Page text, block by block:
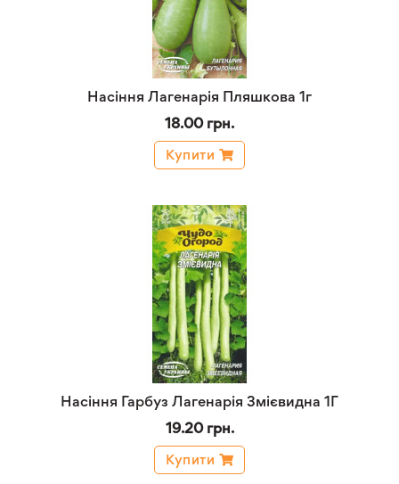
Насіння Лагенарія Пляшкова 1г
18.00 грн.
Купити
Насіння Гарбуз Лагенарія Змієвидна 1Г
19.20 грн.
Купити